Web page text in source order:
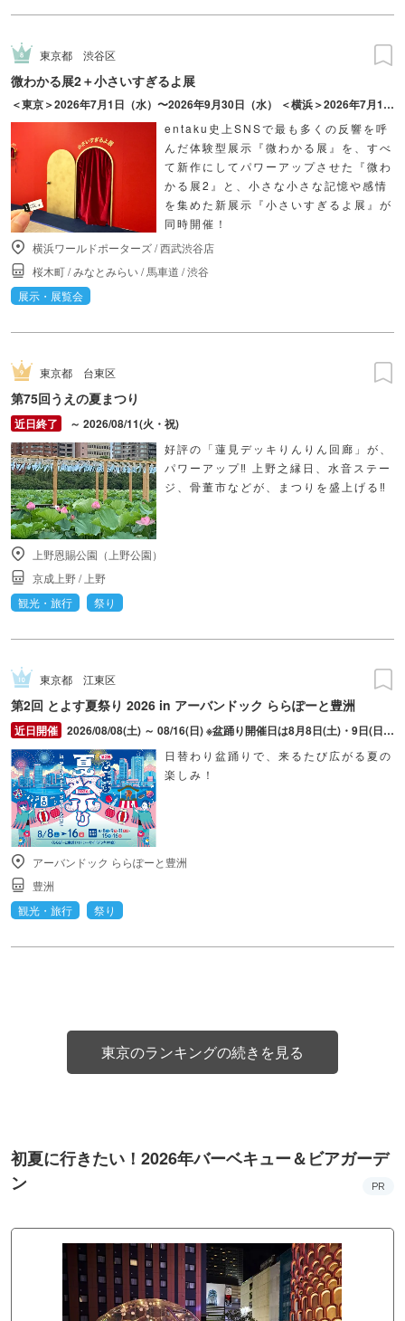
東京都 渋谷区
微わかる展2＋小さいすぎるよ展
＜東京＞2026年7月1日（水）〜2026年9月30日（水） ＜横浜＞2026年7月17日（金）〜2026年10月18日（日）
entaku史上SNSで最も多くの反響を呼
んだ体験型展示『微わかる展』を、すべ
て新作にしてパワーアップさせた『微わ
かる展2』と、小さな小さな記憶や感情
を集めた新展示『小さいすぎるよ展』が
同時開催！
横浜ワールドポーターズ/西武渋谷店
桜木町/みなとみらい/馬車道 /渋谷
展示・展覧会
東京都 台東区
第75回うえの夏まつり
～ 2026/08/11(火・祝)
好評の「蓮見デッキりんりん回廊」が、
パワーアップ‼ 上野之縁日、水音ステー
ジ、骨董市などが、まつりを盛上げる‼
上野恩賜公園（上野公園）
京成上野/上野
観光・旅行
祭り
東京都 江東区
第2回 とよす夏祭り 2026 in アーバンドック ららぽーと豊洲
2026/08/08(土) ～ 08/16(日) ※盆踊り開催日は8月8日(土)・9日(日)・11日(火・祝)・15日(土)・16日(日)のみ。 ※縁日およびキッチンカーについては期間中の全日程営業予定。 ※開催コンテンツは日によって異なります。
日替わり盆踊りで、来るたび広がる夏の
楽しみ！
アーバンドック ららぽーと豊洲
豊洲
観光・旅行
祭り
東京のランキングの続きを見る
初夏に行きたい！2026年バーベキュー＆ビアガーデ
ン
PR